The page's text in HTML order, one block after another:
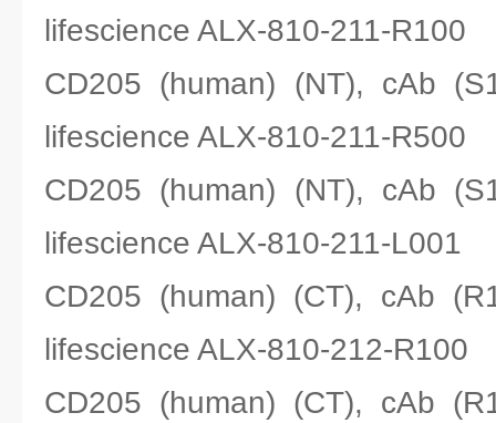
lifescience ALX-810-211-R100
CD205 (human) (NT), cAb
lifescience ALX-810-211-R500
CD205 (human) (NT), cAb
lifescience ALX-810-211-L001
CD205 (human) (CT), cAb
lifescience ALX-810-212-R100
CD205 (human) (CT), cAb